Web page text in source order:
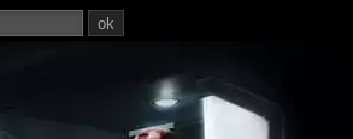
ok